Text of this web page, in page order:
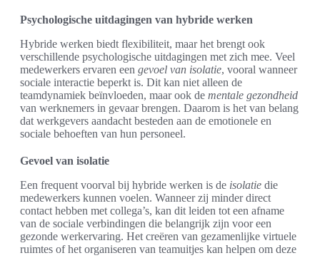
Psychologische uitdagingen van hybride werken
Hybride werken biedt flexibiliteit, maar het brengt ook
verschillende psychologische uitdagingen met zich mee. Veel
medewerkers ervaren een gevoel van isolatie, vooral wanneer
sociale interactie beperkt is. Dit kan niet alleen de
teamdynamiek beïnvloeden, maar ook de mentale gezondheid
van werknemers in gevaar brengen. Daarom is het van belang
dat werkgevers aandacht besteden aan de emotionele en
sociale behoeften van hun personeel.
Gevoel van isolatie
Een frequent voorval bij hybride werken is de isolatie die
medewerkers kunnen voelen. Wanneer zij minder direct
contact hebben met collega’s, kan dit leiden tot een afname
van de sociale verbindingen die belangrijk zijn voor een
gezonde werkervaring. Het creëren van gezamenlijke virtuele
ruimtes of het organiseren van teamuitjes kan helpen om deze